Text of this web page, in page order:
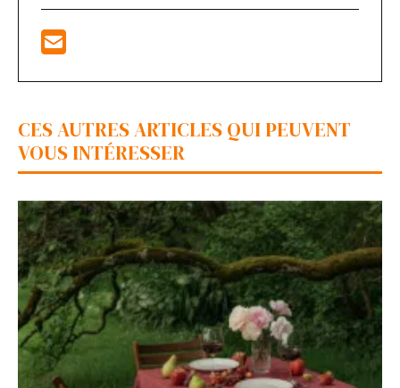
CES AUTRES ARTICLES QUI PEUVENT
VOUS INTÉRESSER